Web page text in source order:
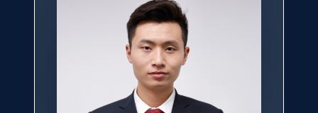
176+
Target - Discover products by category url